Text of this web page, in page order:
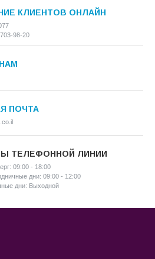
КЛИЕНТОВ ОНЛАЙН
98-20
ПОЧТА
ТЕЛЕФОННОЙ ЛИНИИ
09:00 - 18:00
дни: 09:00 - 12:00
дни: Выходной